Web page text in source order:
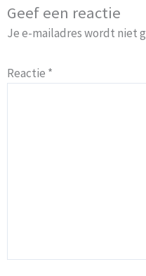
Geef een reactie
Je e-mailadres wordt niet
Reactie *